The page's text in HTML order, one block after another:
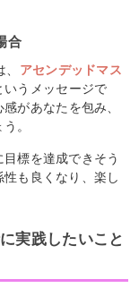
合
アセンデッドマス
いうメッセージで
があなたを包み、
。
標を達成できそう
も良くなり、楽し
実践したいこと